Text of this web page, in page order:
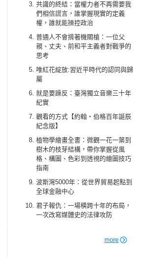
共識的終結：當權力者不再需要我
們相信謊言，誰掌握現實的定義
權，誰就能操控政治
普通人不會揹著機關槍：一位父
親、丈夫、前和平主義者對戰爭的
思考
唯紅花綻放:習近平時代的認同與歸
屬
就是要躁反：臺灣獨立音樂三十年
紀實
觀看的方式【約翰‧伯格百年誕辰
紀念版】
植物學繪畫全書：微觀一花一葉到
樹木的枝芽結構，帶你掌握從風
格、構圖、色彩到透視的繪圖技巧
指南
波斯灣5000年：從世界貿易起點到
全球金融中心
君子報仇：一場橫跨十年的布局，
一次改寫媒體史的法律攻防
more